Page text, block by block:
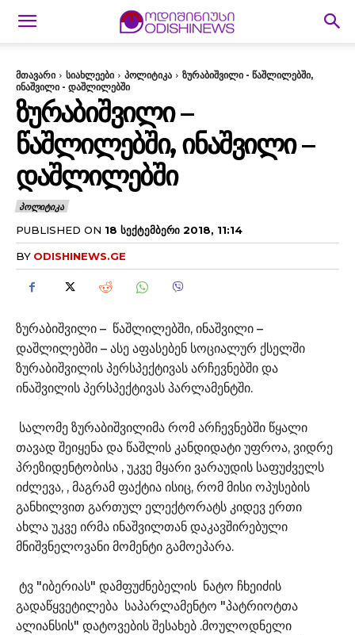
მთავარი სიახლეები პოლიტიკა
ზურაბიშვილი - წაშლილებში,
ინაშვილი - დაშლილებში
ᲖᲣᲠᲐᲑᲘᲨᲕᲘᲚᲘ –
ᲬᲐᲨᲚᲘᲚᲔᲑᲨᲘ, ᲘᲜᲐᲨᲕᲘᲚᲘ –
ᲓᲐᲨᲚᲘᲚᲔᲑᲨᲘ
ᲞᲝᲚᲘᲢᲘᲙᲐ
PUBLISHED ON 18 ᲡᲔᲥᲢᲔᲛᲑᲔᲠᲘ 2018, 11:14
BY ODISHINEWS.GE
ზურაბიშვილი – წაშლილებში, ინაშვილი –
დაშლილებში – ასე აფასებენ სოციალურ ქსელში
ზურაბიშვილის პერსპექტივას არჩევნებში და
ინაშვილის პერსპექტივას პარლამენტში.
სალომე ზურაბიშვილიმა რომ არჩევნებში წყალი
თავად შეიყენა და წაშლის კანდიდატი უფროა, ვიდრე
პრეზიდენტობისა , უკვე მყარი ვარაუდის საფუძველს
იძლევა, , მაგრამ ფაქტია ისიც, რომ მისი ოპუსების
განხილვით გართულ ელექტორატს კიდევ ერთი
ახლა უკვე ირმა ინაშვილთან დაკავშირებული
მნიშვნელოვანი მომენტი გამოეპარა.
ტვ "იბერიას" დამფუძნებელის ნატო ჩხეიძის
გადაწყვეტილება საპარლამენტო "პატრიოტთა
ალიანსის" დატოვების შესახებ .მოულოდნელი